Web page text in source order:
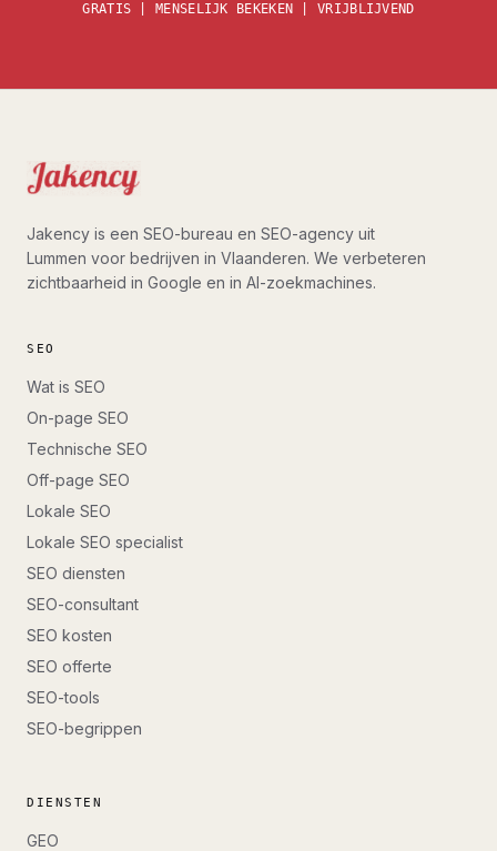
GRATIS | MENSELIJK BEKEKEN | VRIJBLIJVEND
Jakency is een SEO-bureau en SEO-agency uit
Lummen voor bedrijven in Vlaanderen. We verbeteren
zichtbaarheid in Google en in AI-zoekmachines.
SEO
Wat is SEO
On-page SEO
Technische SEO
Off-page SEO
Lokale SEO
Lokale SEO specialist
SEO diensten
SEO-consultant
SEO kosten
SEO offerte
SEO-tools
SEO-begrippen
DIENSTEN
GEO